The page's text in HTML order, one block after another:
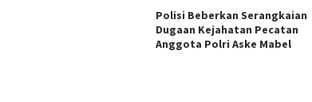
Polisi Beberkan Serangkaian
Dugaan Kejahatan Pecatan
Anggota Polri Aske Mabel